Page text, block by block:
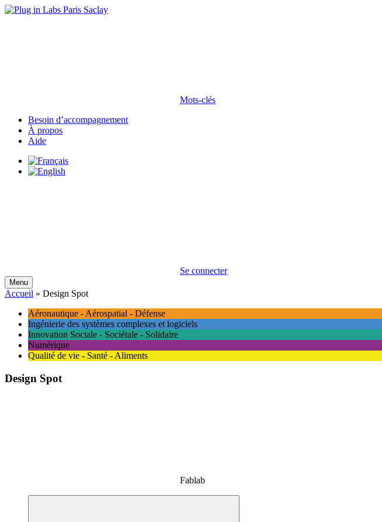
Mots-clés
Besoin d’accompagnement
À propos
Aide
Se connecter
Menu
Accueil » Design Spot
Aéronautique - Aérospatial - Défense
Ingénierie des systèmes complexes et logiciels
Innovation Sociale - Sociétale - Solidaire
Numérique
Qualité de vie - Santé - Aliments
Design Spot
Fablab